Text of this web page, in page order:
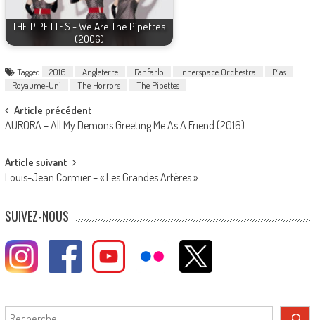
THE PIPETTES - We Are The Pipettes
(2006)
Tagged 2016 Angleterre Fanfarlo Innerspace Orchestra
Pias
Royaume-Uni
The Horrors The Pipettes
Post
navigation
Article précédent
AURORA – All My Demons Greeting Me As A Friend (2016)
Article suivant
Louis-Jean Cormier – « Les Grandes Artères »
SUIVEZ-NOUS
Rechercher